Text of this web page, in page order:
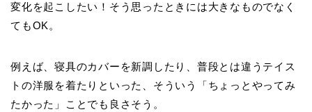
変化を起こしたい！そう思ったときには大きなものでなく
てもOK。
例えば、寝具のカバーを新調したり、普段とは違うテイス
トの洋服を着たりといった、そういう「ちょっとやってみ
たかった」ことでも良さそう。